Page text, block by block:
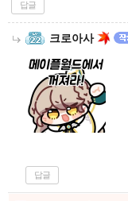
답글
크로아사
답글